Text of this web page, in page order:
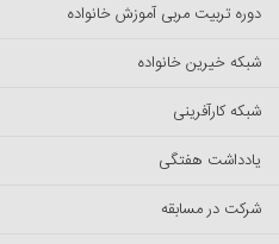
دوره تربیت مربی آموزش خانواده
شبکه خیرین خانواده
شبکه کارآفرینی
یادداشت هفتگی
شرکت در مسابقه